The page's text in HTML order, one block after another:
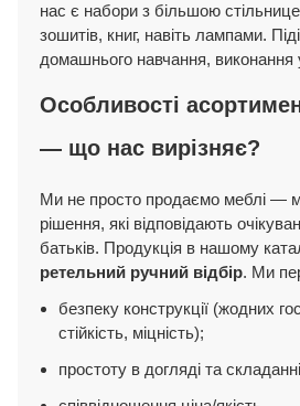
нас є набори з більшою
зошитів, книг, навіть лампами.
домашнього навчання, виконання
Особливості
— що нас вирізняє?
Ми не просто продаємо меблі —
рішення, які відповідають
батьків. Продукція в нашому
ретельний ручний відбір. Ми
безпеку конструкції (жодних
стійкість, міцність);
простоту в догляді та